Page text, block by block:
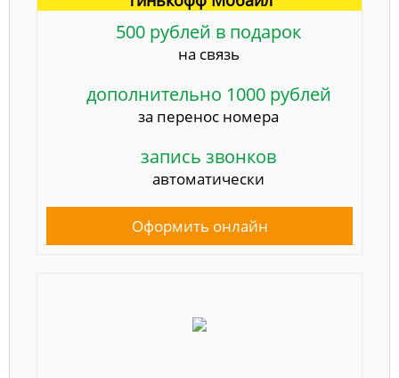
500 рублей в подарок
на связь
дополнительно 1000 рублей
за перенос номера
запись звонков
автоматически
Оформить онлайн